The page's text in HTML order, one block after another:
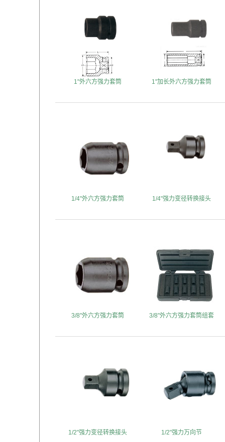
1"外六方强力套筒 1"加长外六方强力套筒
1/4"外六方强力套筒 1/4"强力变径转换接头
3/8"外六方强力套筒 3/8"外六方强力套筒组套
1/2"强力变径转换接头 1/2"强力万向节